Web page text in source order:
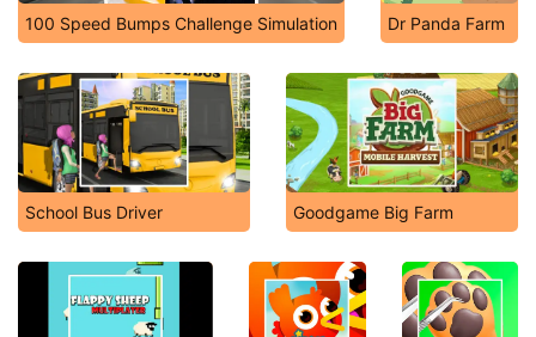
100 Speed Bumps Challenge Simulation Dr Panda Farm
School Bus Driver Goodgame Big Farm